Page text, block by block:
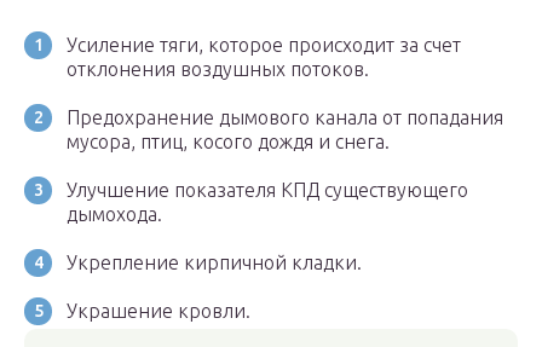
Усиление тяги, которое происходит за счет
отклонения воздушных потоков.
Предохранение дымового канала от попадания
мусора, птиц, косого дождя и снега.
Улучшение показателя КПД существующего
дымохода.
Укрепление кирпичной кладки.
Украшение кровли.